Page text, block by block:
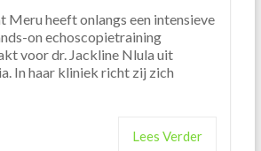
Meru heeft onlangs een intensieve
on echoscopietraining
voor dr. Jackline Nlula uit
In haar kliniek richt zij zich
Lees Verder